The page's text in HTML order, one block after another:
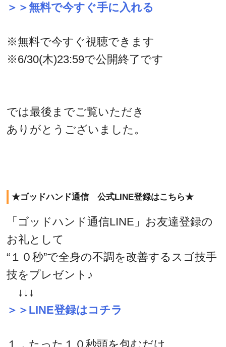
＞＞無料で今すぐ手に入れる
※無料で今すぐ視聴できます
※6/30(木)23:59で公開終了です
では最後までご覧いただき
ありがとうございました。
★ゴッドハンド通信 公式LINE登録はこちら★
「ゴッドハンド通信LINE」お友達登録の
お礼として
“１０秒”で全身の不調を改善するスゴ技手
技をプレゼント♪
↓↓↓
＞＞LINE登録はコチラ
１．たった１０秒頭を包むだけ